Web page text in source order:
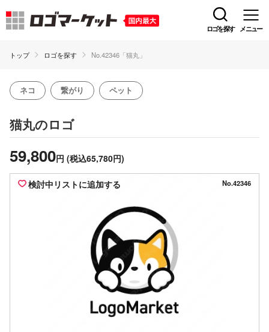
ロゴを探す メニュー
トップ ロゴを探す No.42346「猫丸」
ネコ 繋がり ペット
猫丸のロゴ
59,800円 (税込65,780円)
検討中リストに追加する No.42346